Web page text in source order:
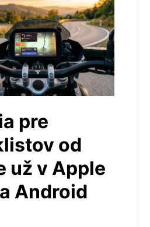
pre
od
už v Apple
Android